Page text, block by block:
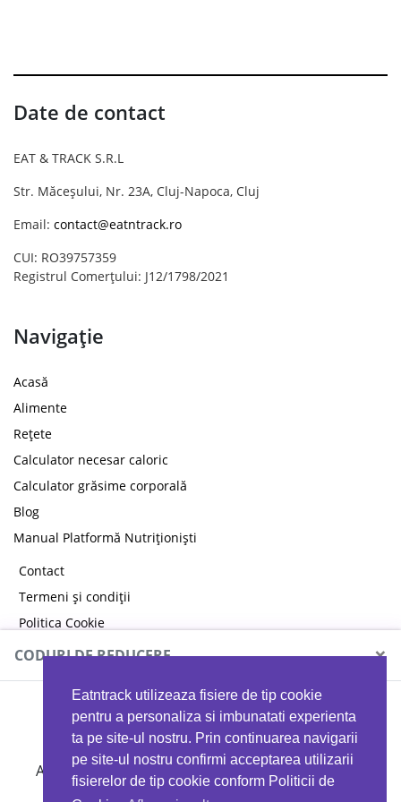
Eatntrack utilizeaza fisiere de tip cookie
pentru a personaliza si imbunatati experienta
ta pe site-ul nostru. Prin continuarea navigarii
pe site-ul nostru confirmi acceptarea utilizarii
fisierelor de tip cookie conform Politicii de
Date de contact
EAT & TRACK S.R.L
Str. Măceșului, Nr. 23A, Cluj-Napoca, Cluj
Email: contact@eatntrack.ro
CUI: RO39757359
Registrul Comerțului: J12/1798/2021
Navigație
Acasă
Alimente
Rețete
Calculator necesar caloric
Calculator grăsime corporală
Blog
Manual Platformă Nutriționiști
Contact
Termeni și condiții
Politica Cookie
Politica de confidențialitate
CODURI DE REDUCERE ×
MYPROTEIN
Ai 40%reducere la orice comandă folosind codul
EATTRACK